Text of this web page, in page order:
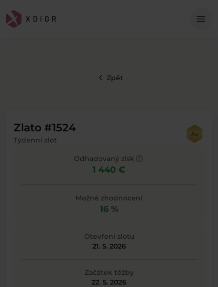
menu
keyboard_arrow_left Zpět
Zlato #1524
Týdenní slot
Odhadovaný zisk
1 440 €
Možné zhodnocení
16 %
Otevření slotu
21. 5. 2026
Začátek těžby
22. 5. 2026